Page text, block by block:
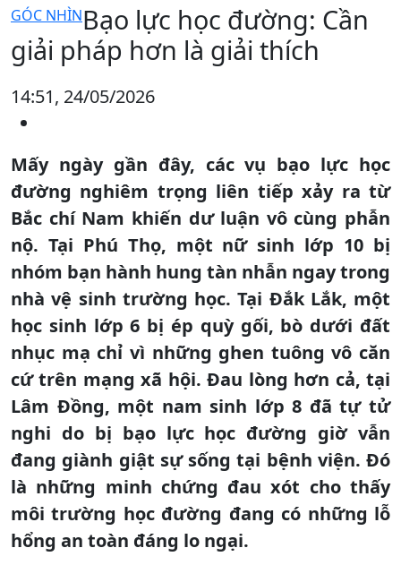
GÓC NHÌNBạo lực học đường: Cần
giải pháp hơn là giải thích
14:51, 24/05/2026
Mấy ngày gần đây, các vụ bạo lực học
đường nghiêm trọng liên tiếp xảy ra từ
Bắc chí Nam khiến dư luận vô cùng phẫn
nộ. Tại Phú Thọ, một nữ sinh lớp 10 bị
nhóm bạn hành hung tàn nhẫn ngay trong
nhà vệ sinh trường học. Tại Đắk Lắk, một
học sinh lớp 6 bị ép quỳ gối, bò dưới đất
nhục mạ chỉ vì những ghen tuông vô căn
cứ trên mạng xã hội. Đau lòng hơn cả, tại
Lâm Đồng, một nam sinh lớp 8 đã tự tử
nghi do bị bạo lực học đường giờ vẫn
đang giành giật sự sống tại bệnh viện. Đó
là những minh chứng đau xót cho thấy
môi trường học đường đang có những lỗ
hổng an toàn đáng lo ngại.